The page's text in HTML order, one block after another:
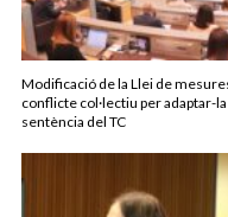
Modificació de la Llei de
conflicte col·lectiu per adaptar-la
sentència del TC